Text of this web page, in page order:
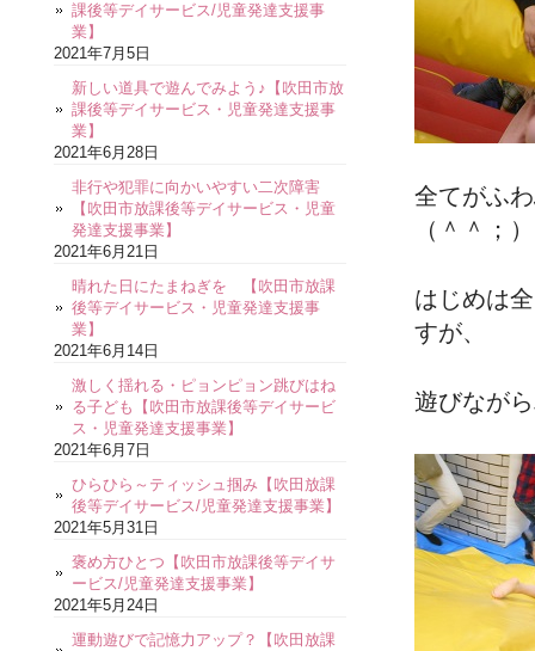
全てがふ
（＾＾；）
はじめは
すが、
遊びなが
課後等デイサービス/児童発達支援事
業】
2021年7月5日
新しい道具で遊んでみよう♪【吹田市放
課後等デイサービス・児童発達支援事
業】
2021年6月28日
非行や犯罪に向かいやすい二次障害
【吹田市放課後等デイサービス・児童
発達支援事業】
2021年6月21日
晴れた日にたまねぎを 【吹田市放課
後等デイサービス・児童発達支援事
業】
2021年6月14日
激しく揺れる・ピョンピョン跳びはね
る子ども【吹田市放課後等デイサービ
ス・児童発達支援事業】
2021年6月7日
ひらひら～ティッシュ掴み【吹田放課
後等デイサービス/児童発達支援事業】
2021年5月31日
褒め方ひとつ【吹田市放課後等デイサ
ービス/児童発達支援事業】
2021年5月24日
運動遊びで記憶力アップ？【吹田放課